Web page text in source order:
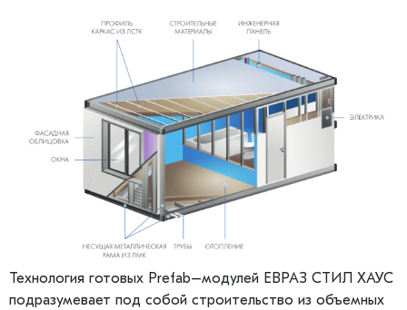
Технология готовых Prefab–модулей ЕВРАЗ СТИЛ ХАУС
подразумевает под собой строительство из объемных